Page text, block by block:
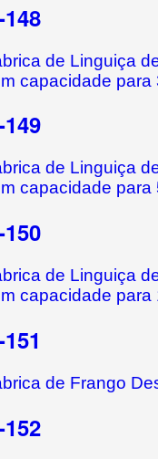
de Linguiça
capacidade para
de Linguiça
capacidade para
de Linguiça
capacidade para
de Frango